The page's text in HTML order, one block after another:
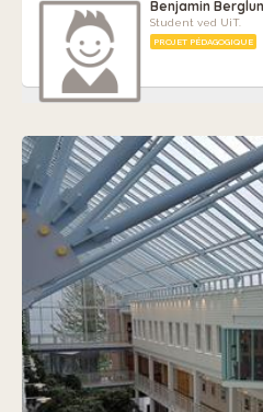
Benjamin
Student ved UiT.
PROJET PÉDAGOGIQUE